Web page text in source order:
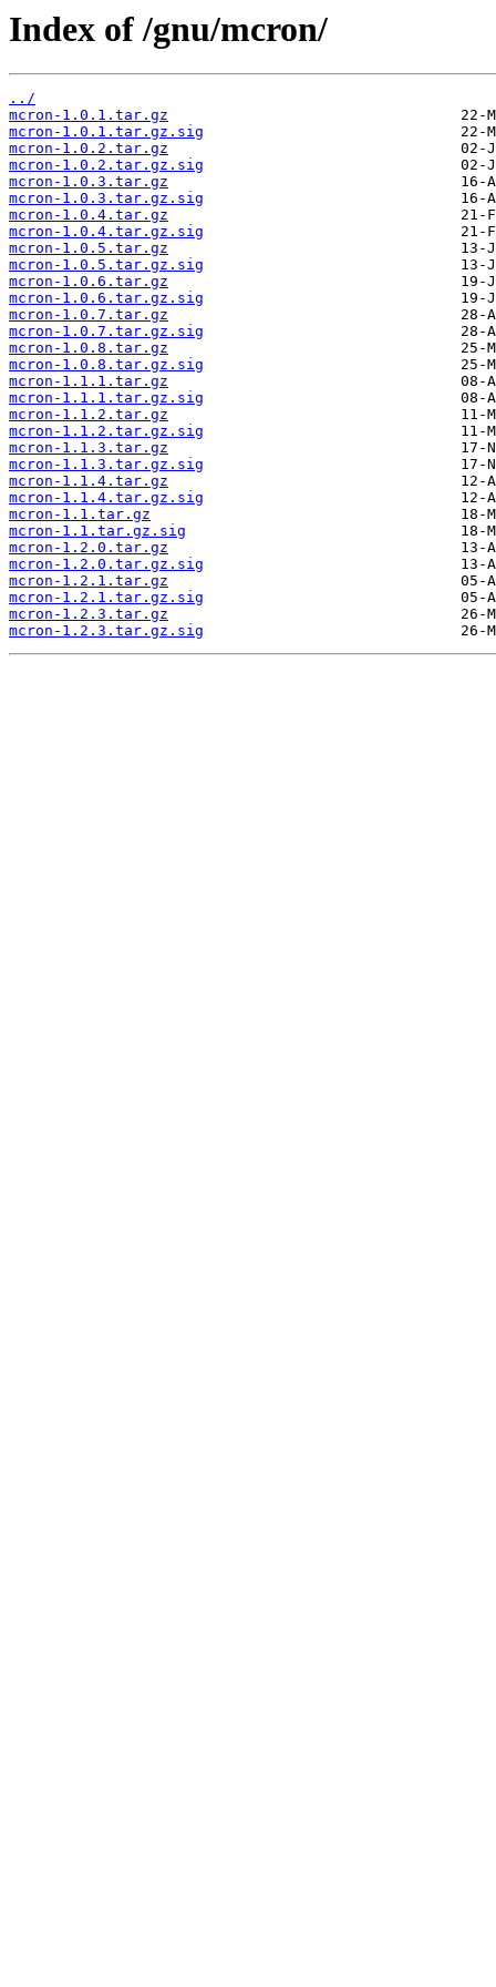
Index of /gnu/mcron/
../
mcron-1.0.1.tar.gz
mcron-1.0.1.tar.gz.sig
mcron-1.0.2.tar.gz
mcron-1.0.2.tar.gz.sig
mcron-1.0.3.tar.gz
mcron-1.0.3.tar.gz.sig
mcron-1.0.4.tar.gz
mcron-1.0.4.tar.gz.sig
mcron-1.0.5.tar.gz
mcron-1.0.5.tar.gz.sig
mcron-1.0.6.tar.gz
mcron-1.0.6.tar.gz.sig
mcron-1.0.7.tar.gz
mcron-1.0.7.tar.gz.sig
mcron-1.0.8.tar.gz
mcron-1.0.8.tar.gz.sig
mcron-1.1.1.tar.gz
mcron-1.1.1.tar.gz.sig
mcron-1.1.2.tar.gz
mcron-1.1.2.tar.gz.sig
mcron-1.1.3.tar.gz
mcron-1.1.3.tar.gz.sig
mcron-1.1.4.tar.gz
mcron-1.1.4.tar.gz.sig
mcron-1.1.tar.gz
mcron-1.1.tar.gz.sig
mcron-1.2.0.tar.gz
mcron-1.2.0.tar.gz.sig
mcron-1.2.1.tar.gz
mcron-1.2.1.tar.gz.sig
mcron-1.2.3.tar.gz
mcron-1.2.3.tar.gz.sig